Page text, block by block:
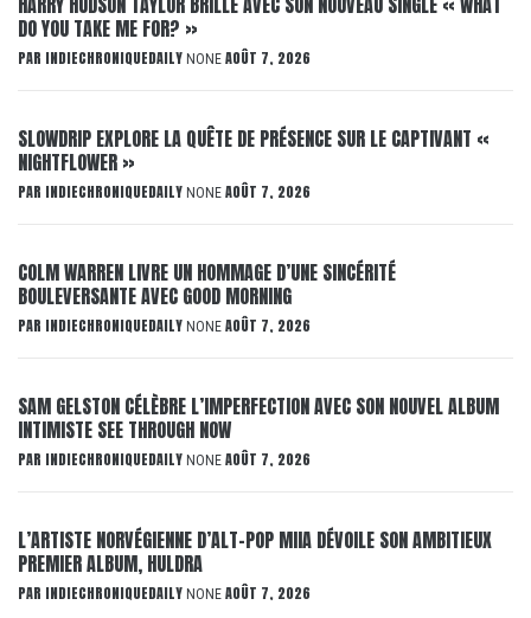
DO YOU TAKE ME FOR? »
PAR INDIECHRONIQUEDAILY NONE AOÛT 7, 2026
SLOWDRIP EXPLORE LA QUÊTE DE PRÉSENCE SUR LE CAPTIVANT «
NIGHTFLOWER »
PAR INDIECHRONIQUEDAILY NONE AOÛT 7, 2026
COLM WARREN LIVRE UN HOMMAGE D’UNE SINCÉRITÉ
BOULEVERSANTE AVEC GOOD MORNING
PAR INDIECHRONIQUEDAILY NONE AOÛT 7, 2026
SAM GELSTON CÉLÈBRE L’IMPERFECTION AVEC SON NOUVEL ALBUM
INTIMISTE SEE THROUGH NOW
PAR INDIECHRONIQUEDAILY NONE AOÛT 7, 2026
L’ARTISTE NORVÉGIENNE D’ALT-POP MIIA DÉVOILE SON AMBITIEUX
PREMIER ALBUM, HULDRA
PAR INDIECHRONIQUEDAILY NONE AOÛT 7, 2026